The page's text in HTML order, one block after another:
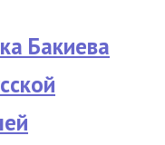
Бакиева